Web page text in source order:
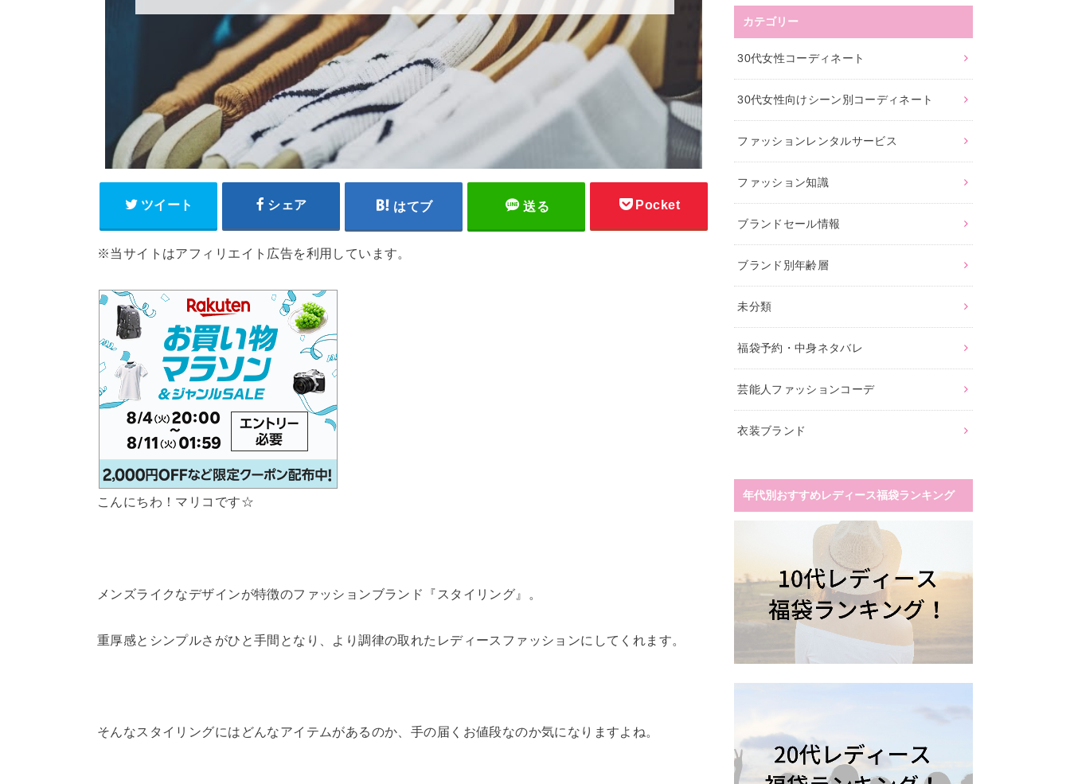
ツイート シェア はてブ 送る Pocket
※当サイトはアフィリエイト広告を利用しています。
こんにちわ！マリコです☆
メンズライクなデザインが特徴のファッションブランド『スタイリング』。
重厚感とシンプルさがひと手間となり、より調律の取れたレディースファッションにしてくれます。
そんなスタイリングにはどんなアイテムがあるのか、手の届くお値段なのか気になりますよね。
カテゴリー
30代女性コーディネート
30代女性向けシーン別コーディネート
ファッションレンタルサービス
ファッション知識
ブランドセール情報
ブランド別年齢層
未分類
福袋予約・中身ネタバレ
芸能人ファッションコーデ
衣装ブランド
年代別おすすめレディース福袋ランキング